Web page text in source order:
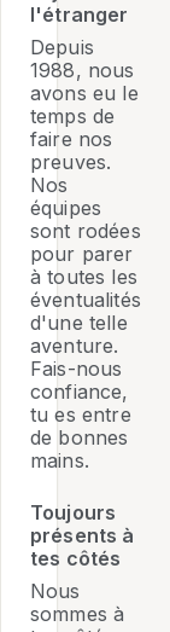
l'étranger
Depuis
1988, nous
avons eu le
temps de
faire nos
preuves.
Nos
équipes
sont rodées
pour parer
à toutes les
éventualités
d'une telle
aventure.
Fais-nous
confiance,
tu es entre
de bonnes
mains.
Toujours
présents à
tes côtés
Nous
sommes à